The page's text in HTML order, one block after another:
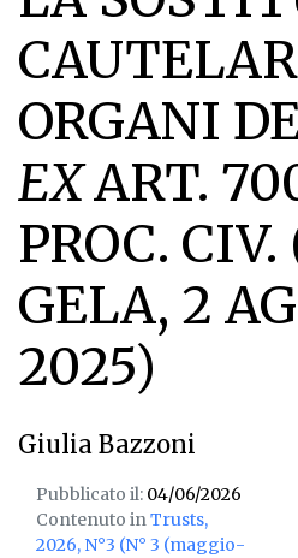
ORGANI
EXART.
PROC.
GELA, 2
2025)
Giulia Bazzoni
Pubblicato il: 04/06/2026
Contenuto inTrusts,
2026, N°3 (N° 3 (maggio-